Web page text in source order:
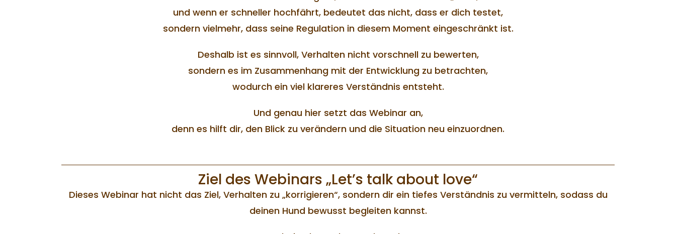
und wenn er schneller hochfährt, bedeutet das nicht, dass er dich testet,
sondern vielmehr, dass seine Regulation in diesem Moment eingeschränkt ist.
Deshalb ist es sinnvoll, Verhalten nicht vorschnell zu bewerten,
sondern es im Zusammenhang mit der Entwicklung zu betrachten,
wodurch ein viel klareres Verständnis entsteht.
Und genau hier setzt das Webinar an,
denn es hilft dir, den Blick zu verändern und die Situation neu einzuordnen.
Ziel des Webinars „Let’s talk about love“
Dieses Webinar hat nicht das Ziel, Verhalten zu „korrigieren“, sondern dir ein tiefes Verständnis zu vermitteln, sodass du
deinen Hund bewusst begleiten kannst.